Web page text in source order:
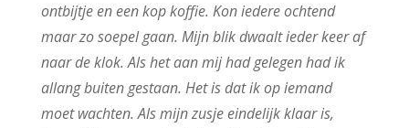
ontbijtje en een kop koffie. Kon iedere ochtend
maar zo soepel gaan. Mijn blik dwaalt ieder keer af
naar de klok. Als het aan mij had gelegen had ik
allang buiten gestaan. Het is dat ik op iemand
moet wachten. Als mijn zusje eindelijk klaar is,